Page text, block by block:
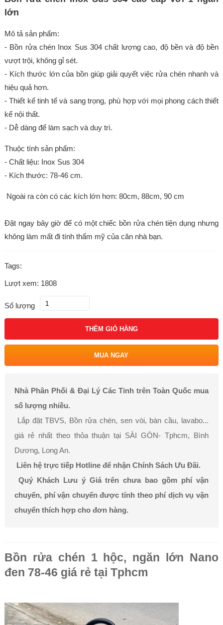
lớn
Mô tả sản phẩm:
- Bồn rửa chén Inox Sus 304 chất lượng cao, độ bền và độ bền
vượt trội, không gỉ sét.
- Kích thước lớn của bồn giúp giải quyết việc rửa chén nhanh và
hiệu quả hơn.
- Thiết kế tinh tế và sang trọng, phù hợp với mọi phong cách thiết
kế nội thất.
- Dễ dàng để làm sạch và duy trì.
Thuộc tính sản phẩm:
- Chất liệu: Inox Sus 304
- Kích thước: 78-46 cm.
Ngoài ra còn có các kích lớn hơn: 80cm, 88cm, 90 cm
Đặt ngay bây giờ để có một chiếc bồn rửa chén tiện dụng nhưng
không làm mất đi tính thẩm mỹ của căn nhà bạn.
Tags:
Lượt xem: 1808
Số lượng
THÊM GIỎ HÀNG
MUA NGAY
Nhà Phân Phối & Đại Lý Các Tỉnh trên Toàn Quốc mua
số lượng nhiều.
Lắp đặt TBVS, Bồn rửa chén, sen vòi, bàn cầu, lavabo...
giá rẻ nhất theo thỏa thuận tại SÀI GÒN- Tphcm, Bình
Dương, Long An.
Liên hệ trực tiếp Hotline để nhận Chính Sách Ưu Đãi.
Quý Khách Lưu ý Giá trên chưa bao gồm phí vận
chuyển, phí vận chuyển được tính theo phí dịch vụ vận
chuyển thích hợp cho đơn hàng.
Bồn rửa chén 1 hộc, ngăn lớn Nano
đen 78-46 giá rẻ tại Tphcm